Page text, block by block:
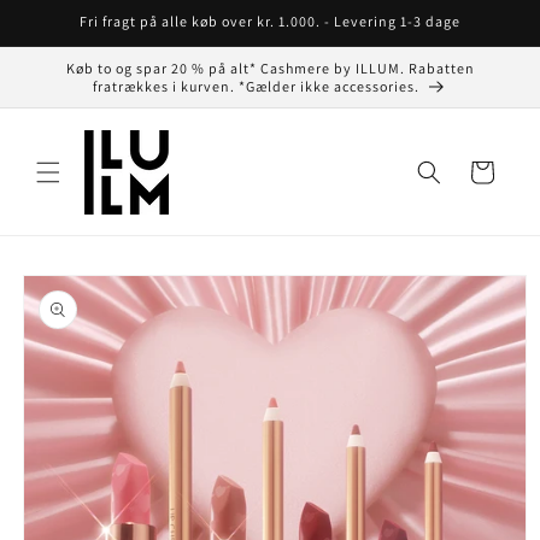
Gå tilFri fragt på alle køb over kr. 1.000. - Levering 1-3 dage
Køb to og spar 20 % på alt* Cashmere by ILLUM. Rabatten
fratrækkes i kurven. *Gælder ikke accessories.
Indkøbskurv